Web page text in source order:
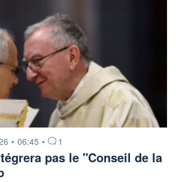
• 06:45 • 1
pas le "Conseil de la